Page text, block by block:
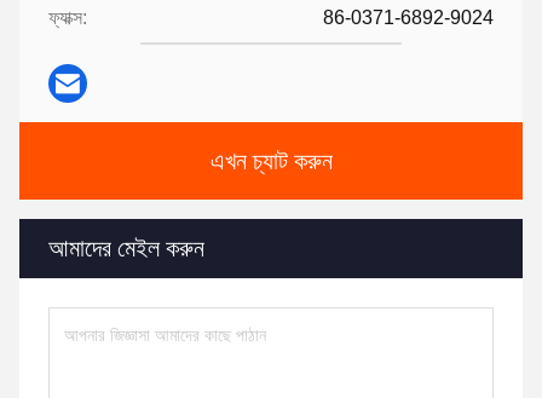
ফ্যাক্স: 86-0371-6892-9024
এখন চ্যাট করুন
আমাদের মেইল করুন